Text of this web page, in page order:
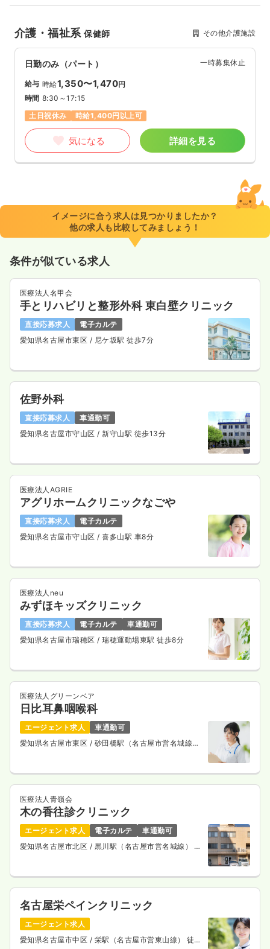
介護・福祉系保健師 その他介護施設
日勤のみ（パート） 一時募集休止
給与 時給1,350〜1,470円
時間 8:30～17:15
土日祝休み
時給1,400円以上可
気になる 詳細を見る
イメージに合う求人は見つかりましたか？
他の求人も比較してみましょう！
条件が似ている求人
医療法人名甲会
手とリハビリと整形外科 東白壁クリニック
直接応募求人
電子カルテ
愛知県名古屋市東区 / 尼ケ坂駅 徒歩7分
佐野外科
直接応募求人
車通勤可
愛知県名古屋市守山区 / 新守山駅 徒歩13分
医療法人AGRIE
アグリホームクリニックなごや
直接応募求人
電子カルテ
愛知県名古屋市守山区 / 喜多山駅 車8分
医療法人neu
みずほキッズクリニック
直接応募求人 電子カルテ
車通勤可
愛知県名古屋市瑞穂区 / 瑞穂運動場東駅 徒歩8分
医療法人グリーンベア
日比耳鼻咽喉科
エージェント求人
車通勤可
愛知県名古屋市東区 / 砂田橋駅（名古屋市営名城線）
医療法人青嶺会
木の香往診クリニック
エージェント求人 電子カルテ
車通勤可
愛知県名古屋市北区 / 黒川駅（名古屋市営名城線） 徒
名古屋栄ペインクリニック
エージェント求人
愛知県名古屋市中区 / 栄駅（名古屋市営東山線） 徒歩